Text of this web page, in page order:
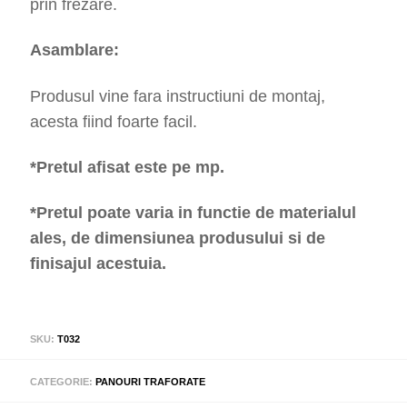
prin frezare.
Asamblare:
Produsul vine fara instructiuni de montaj,
acesta fiind foarte facil.
*Pretul afisat este pe mp.
*Pretul poate varia in functie de materialul
ales, de dimensiunea produsului si de
finisajul acestuia.
SKU:T032
CATEGORIE:PANOURI TRAFORATE